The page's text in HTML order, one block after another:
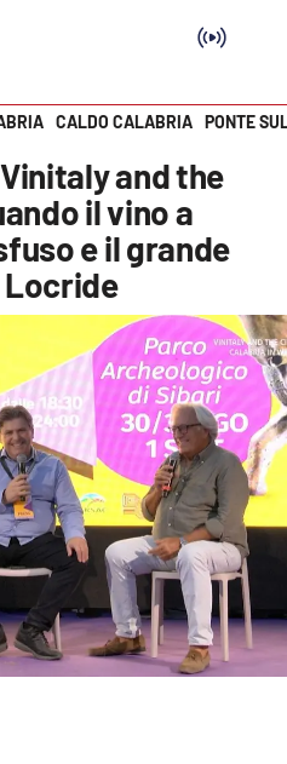
CALDO CALABRIA PONTE
and the
il vino a
e il grande